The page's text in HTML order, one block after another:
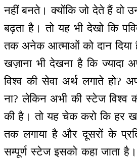
नहीं बनते। क्योंकि जो देते हैं वो
बढ़ता है। तो यह भी देखो कि
तक अनेक आत्माओं को दान दिया
खज़ाना भी देखना है कि ज्यादा
विश्व की सेवा अर्थ लगाते हो?
ना? लेकिन अभी की स्टेज विश्व
की है। तो यह चेक करो कि हर
तक लगाया है और दूसरों के
सम्पूर्ण स्टेज इसको कहा जाता